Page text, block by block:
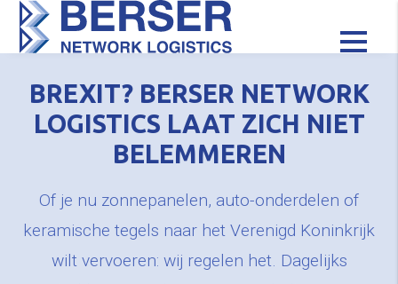
Palletvervoer
BREXIT? BERSER NETWORK
LOGISTICS LAAT ZICH NIET
BELEMMEREN
Of je nu zonnepanelen, auto-onderdelen of
keramische tegels naar het Verenigd Koninkrijk
wilt vervoeren: wij regelen het. Dagelijks